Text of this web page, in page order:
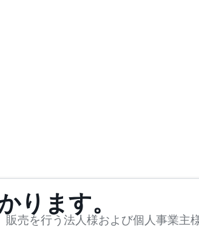
ります。
売を行う法人様および個人事業主